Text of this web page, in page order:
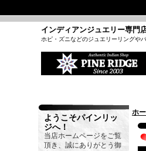
インディアンジュエリー専門
ホピ・ズニなどのジュエリーリングや
ようこそパインリッ
ジへ！
当店ホームページをご覧
頂き、誠にありがとう御
ホ